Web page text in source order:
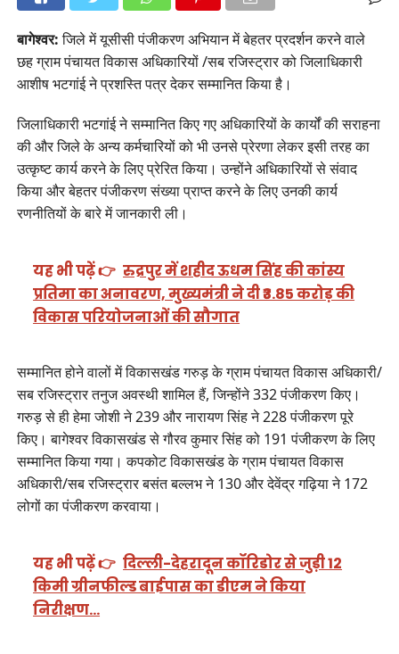
बागेश्वर:जिले में यूसीसी पंजीकरण अभियान में बेहतर प्रदर्शन करने वाले
छह ग्राम पंचायत विकास अधिकारियों /सब रजिस्ट्रार को जिलाधिकारी
आशीष भटगांई ने प्रशस्ति पत्र देकर सम्मानित किया है।
जिलाधिकारी भटगांई ने सम्मानित किए गए अधिकारियों के कार्यों की सराहना
की और जिले के अन्य कर्मचारियों को भी उनसे प्रेरणा लेकर इसी तरह का
उत्कृष्ट कार्य करने के लिए प्रेरित किया। उन्होंने अधिकारियों से संवाद
किया और बेहतर पंजीकरण संख्या प्राप्त करने के लिए उनकी कार्य
रणनीतियों के बारे में जानकारी ली।
यह भी पढ़ें 👉 रुद्रपुर में शहीद ऊधम सिंह की कांस्य
प्रतिमा का अनावरण, मुख्यमंत्री ने दी ₹3.85 करोड़ की
विकास परियोजनाओं की सौगात
सम्मानित होने वालों में विकासखंड गरुड़ के ग्राम पंचायत विकास अधिकारी/
सब रजिस्ट्रार तनुज अवस्थी शामिल हैं, जिन्होंने 332 पंजीकरण किए।
गरुड़ से ही हेमा जोशी ने 239 और नारायण सिंह ने 228 पंजीकरण पूरे
किए। बागेश्वर विकासखंड से गौरव कुमार सिंह को 191 पंजीकरण के लिए
सम्मानित किया गया। कपकोट विकासखंड के ग्राम पंचायत विकास
अधिकारी/सब रजिस्ट्रार बसंत बल्लभ ने 130 और देवेंद्र गढ़िया ने 172
लोगों का पंजीकरण करवाया।
यह भी पढ़ें 👉 दिल्ली-देहरादून कॉरिडोर से जुड़ी 12
किमी ग्रीनफील्ड बाईपास का डीएम ने किया
निरीक्षण…